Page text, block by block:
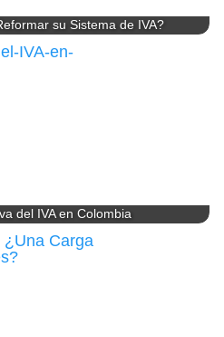
su Sistema de IVA?
del IVA en Colombia